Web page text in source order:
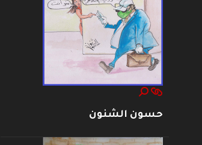
حسون الشنون